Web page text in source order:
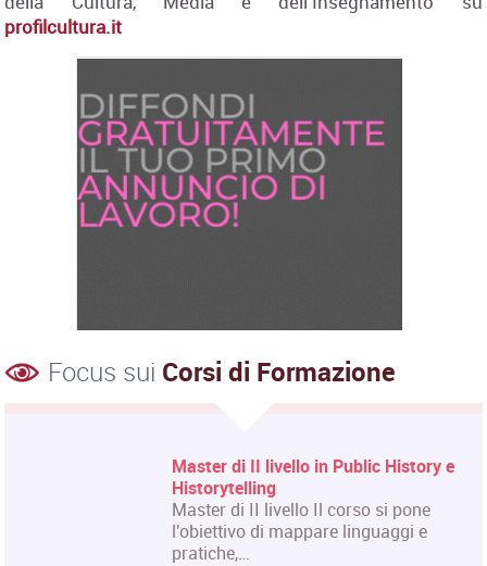
profilcultura.it
Focus sui Corsi di Formazione
Master di II livello in Public History e
Historytelling
Master di II livello Il corso si pone
l'obiettivo di mappare linguaggi e
pratiche,…